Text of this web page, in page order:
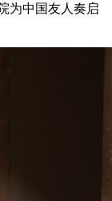
为中国友人奏启